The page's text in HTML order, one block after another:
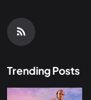
Trending Posts